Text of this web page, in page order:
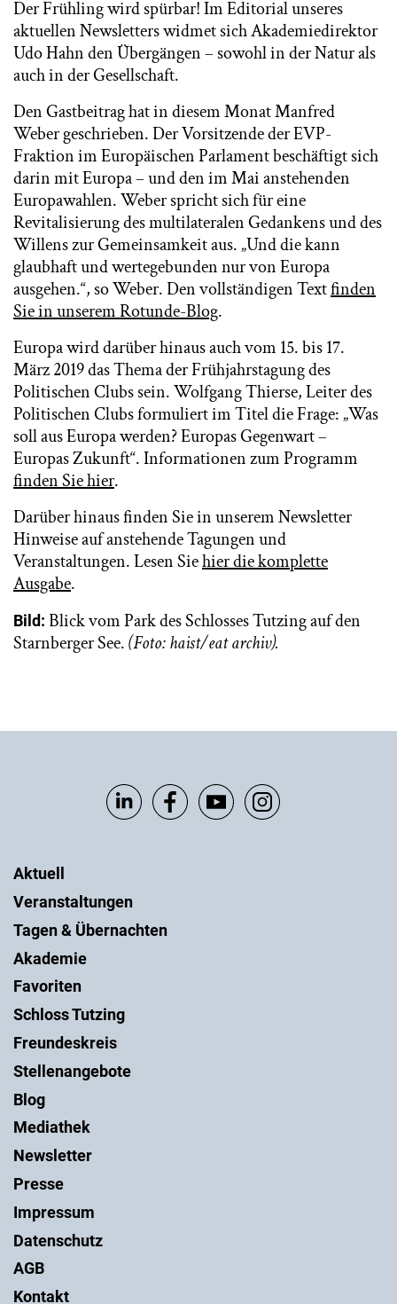
Der Frühling wird spürbar! Im Editorial unseres
aktuellen Newsletters widmet sich Akademiedirektor
Udo Hahn den Übergängen – sowohl in der Natur als
auch in der Gesellschaft.
Den Gastbeitrag hat in diesem Monat Manfred
Weber geschrieben. Der Vorsitzende der EVP-
Fraktion im Europäischen Parlament beschäftigt sich
darin mit Europa – und den im Mai anstehenden
Europawahlen. Weber spricht sich für eine
Revitalisierung des multilateralen Gedankens und des
Willens zur Gemeinsamkeit aus. „Und die kann
glaubhaft und wertegebunden nur von Europa
ausgehen.“, so Weber. Den vollständigen Textfinden
Sie in unserem Rotunde-Blog.
Europa wird darüber hinaus auch vom 15. bis 17.
März 2019 das Thema der Frühjahrstagung des
Politischen Clubs sein. Wolfgang Thierse, Leiter des
Politischen Clubs formuliert im Titel die Frage: „Was
soll aus Europa werden? Europas Gegenwart –
Europas Zukunft“. Informationen zum Programm
finden Sie hier.
Darüber hinaus finden Sie in unserem Newsletter
Hinweise auf anstehende Tagungen und
Veranstaltungen. Lesen Siehier die komplette
Ausgabe.
Bild: Blick vom Park des Schlosses Tutzing auf den
Starnberger See.(Foto: haist/eat archiv).
Aktuell
Veranstaltungen
Tagen & Übernachten
Akademie
Favoriten
Schloss Tutzing
Freundeskreis
Stellenangebote
Blog
Mediathek
Newsletter
Presse
Impressum
Datenschutz
AGB
Kontakt